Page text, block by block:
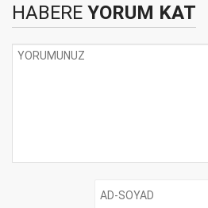
HABERE YORUM KAT